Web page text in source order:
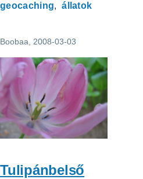
geocaching
állatok
Boobaa , 2008-03-03
Tulipánbelső